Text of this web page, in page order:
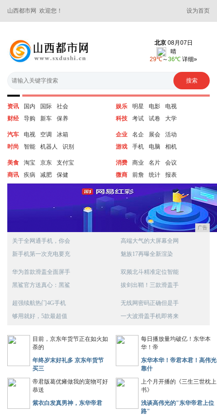
山西都市网 欢迎您！ 设为首页
资讯 国内 国际
社会
财经
导购 新车 保养
娱乐 明星 电影
电视
科技
考试 试卷 大学
汽车 电视 空调
冰箱
时尚
智能 机器人 识别
企业 名企 展会
活动
游戏
手机 电脑 相机
美食 淘宝 京东
支付宝
商讯
疾病 减肥 保健
消费 商业 名片
会议
微商
前詹 统计 报表
广告
关于全网通手机，你会
新手机第一次充电要充
高端大气的大屏幕全网
魅族17再曝全新渲染
华为首款滑盖全面屏手
黑鲨官方送真心：黑鲨
双频北斗精准定位智能
拔剑出鞘！三款滑盖手
超强续航热门4G手机
够用就好，5款最超值
无线网密码正确但是手
一大波滑盖手机即将来
目前，京东年货节正在如火如
荼的
年终岁末好礼多 京东年货节
买三
每日播放量均破亿！东华本
华！帝
东华本华！帝君本君！高伟光
靠什
帝君版葛优瘫做我的宠物可好
恭送
紫衣白发真男神，东华帝君
上个月开播的《三生三世枕上
书》
浅谈高伟光的"东华帝君上位
路"